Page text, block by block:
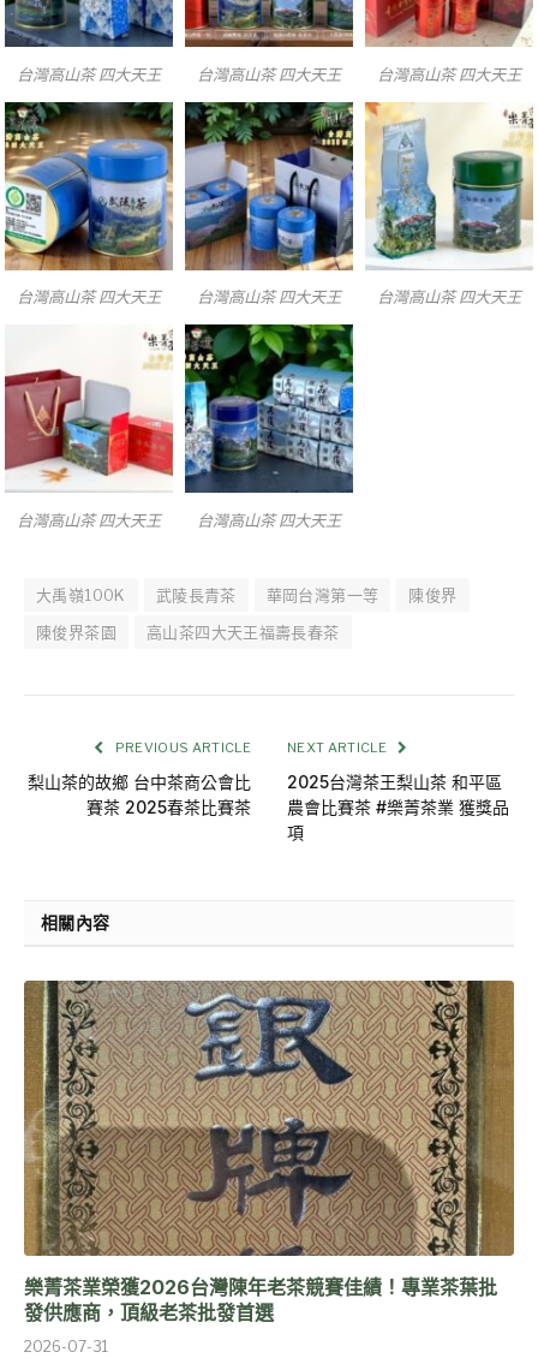
台灣高山茶 四大天王 台灣高山茶 四大天王 台灣高山茶 四大天王
台灣高山茶 四大天王 台灣高山茶 四大天王 台灣高山茶 四大天王
台灣高山茶 四大天王 台灣高山茶 四大天王
大禹嶺100K 武陵長青茶 華岡台灣第一等
陳俊界
陳俊界茶園
高山茶四大天王福壽長春茶
PREVIOUS ARTICLE
梨山茶的故鄉 台中茶商公會比
賽茶 2025春茶比賽茶
NEXT ARTICLE
2025台灣茶王梨山茶 和平區
農會比賽茶 #樂菁茶業 獲獎品
項
相關內容
樂菁茶業榮獲2026台灣陳年老茶競賽佳績！專業茶葉批
發供應商，頂級老茶批發首選
2026-07-31